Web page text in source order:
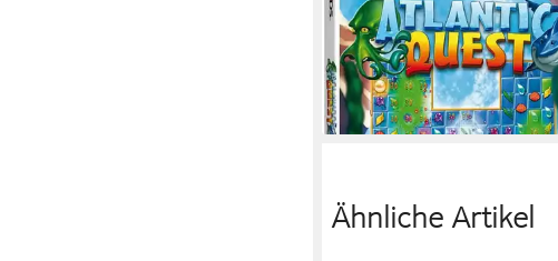
Nintendo 3DS Plattform
ab 0 Jahren USK-Freigabe
35,39 €
lieferbar - in 3-4 Werktagen bei dir
Ähnliche Artikel